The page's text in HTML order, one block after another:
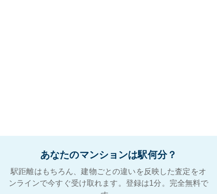
あなたのマンションは駅何分？
駅距離はもちろん、建物ごとの違いを反映した査定をオ
ンラインで今すぐ受け取れます。登録は1分。完全無料で